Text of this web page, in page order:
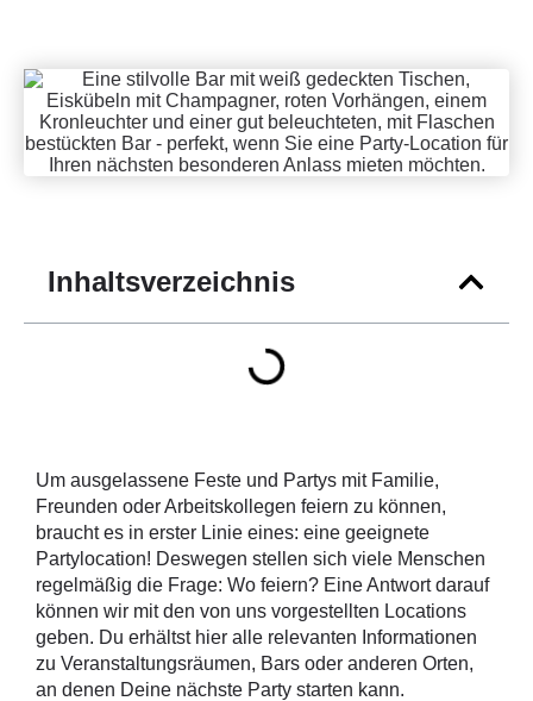
Inhaltsverzeichnis
Um ausgelassene Feste und Partys mit Familie,
Freunden oder Arbeitskollegen feiern zu können,
braucht es in erster Linie eines: eine geeignete
Partylocation! Deswegen stellen sich viele Menschen
regelmäßig die Frage: Wo feiern? Eine Antwort darauf
können wir mit den von uns vorgestellten Locations
geben. Du erhältst hier alle relevanten Informationen
zu Veranstaltungsräumen, Bars oder anderen Orten,
an denen Deine nächste Party starten kann.